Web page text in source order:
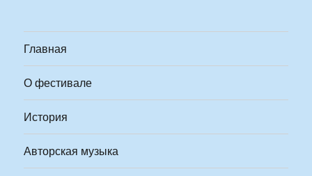
Главная
О фестивале
История
Авторская музыка